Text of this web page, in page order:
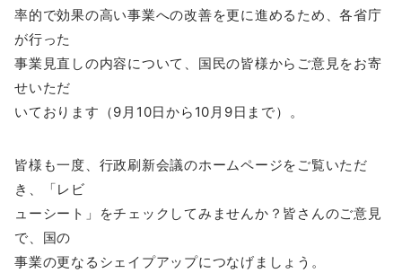
率的で効果の高い事業への改善を更に進めるため、各省庁
が行った
事業見直しの内容について、国民の皆様からご意見をお寄
せいただ
いております（9月10日から10月9日まで）。
皆様も一度、行政刷新会議のホームページをご覧いただ
き、「レビ
ューシート」をチェックしてみませんか？皆さんのご意見
で、国の
事業の更なるシェイプアップにつなげましょう。